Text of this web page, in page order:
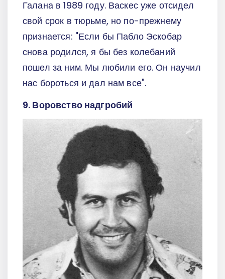
Галана в 1989 году. Васкес уже отсидел
свой срок в тюрьме, но по-прежнему
признается: "Если бы Пабло Эскобар
снова родился, я бы без колебаний
пошел за ним. Мы любили его. Он научил
нас бороться и дал нам все".
9. Воровство надгробий